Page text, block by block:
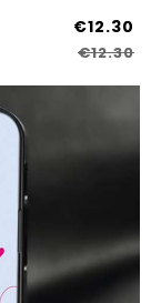
€12.30
€12.30